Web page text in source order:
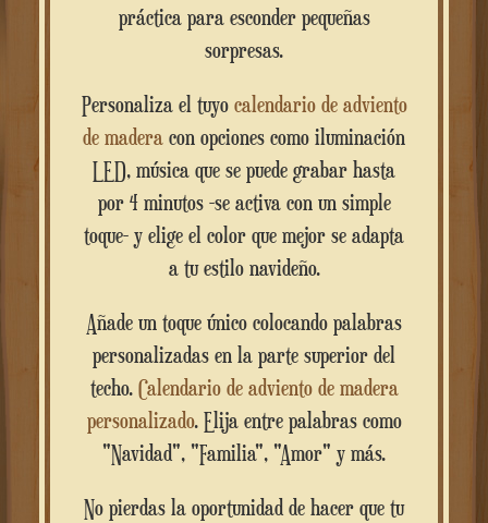
práctica para esconder pequeñas
sorpresas.
Personaliza el tuyo calendario de adviento
de madera con opciones como iluminación
LED, música que se puede grabar hasta
por 4 minutos -se activa con un simple
toque- y elige el color que mejor se adapta
a tu estilo navideño.
Añade un toque único colocando palabras
personalizadas en la parte superior del
techo. Calendario de adviento de madera
personalizado. Elija entre palabras como
"Navidad", "Familia", "Amor" y más.
No pierdas la oportunidad de hacer que tu